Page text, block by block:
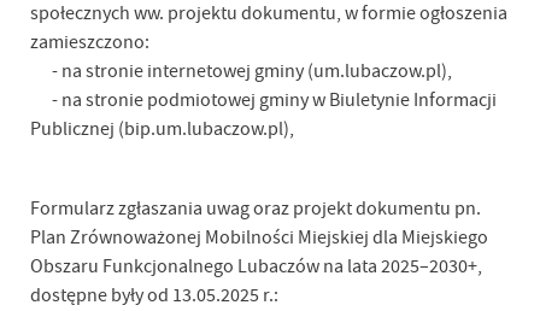
społecznych ww. projektu dokumentu, w formie ogłoszenia
zamieszczono:
- na stronie internetowej gminy (um.lubaczow.pl),
- na stronie podmiotowej gminy w Biuletynie Informacji
Publicznej (bip.um.lubaczow.pl),
Formularz zgłaszania uwag oraz projekt dokumentu pn.
Plan Zrównoważonej Mobilności Miejskiej dla Miejskiego
Obszaru Funkcjonalnego Lubaczów na lata 2025–2030+,
dostępne były od 13.05.2025 r.: